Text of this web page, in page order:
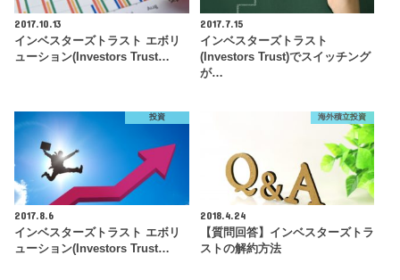
2017.10.13
インベスターズトラスト エボリ
ューション(Investors Trust…
2017.7.15
インベスターズトラスト
(Investors Trust)でスイッチング
が…
投資
2017.8.6
インベスターズトラスト エボリ
ューション(Investors Trust…
海外積立投資
2018.4.24
【質問回答】インベスターズトラ
ストの解約方法